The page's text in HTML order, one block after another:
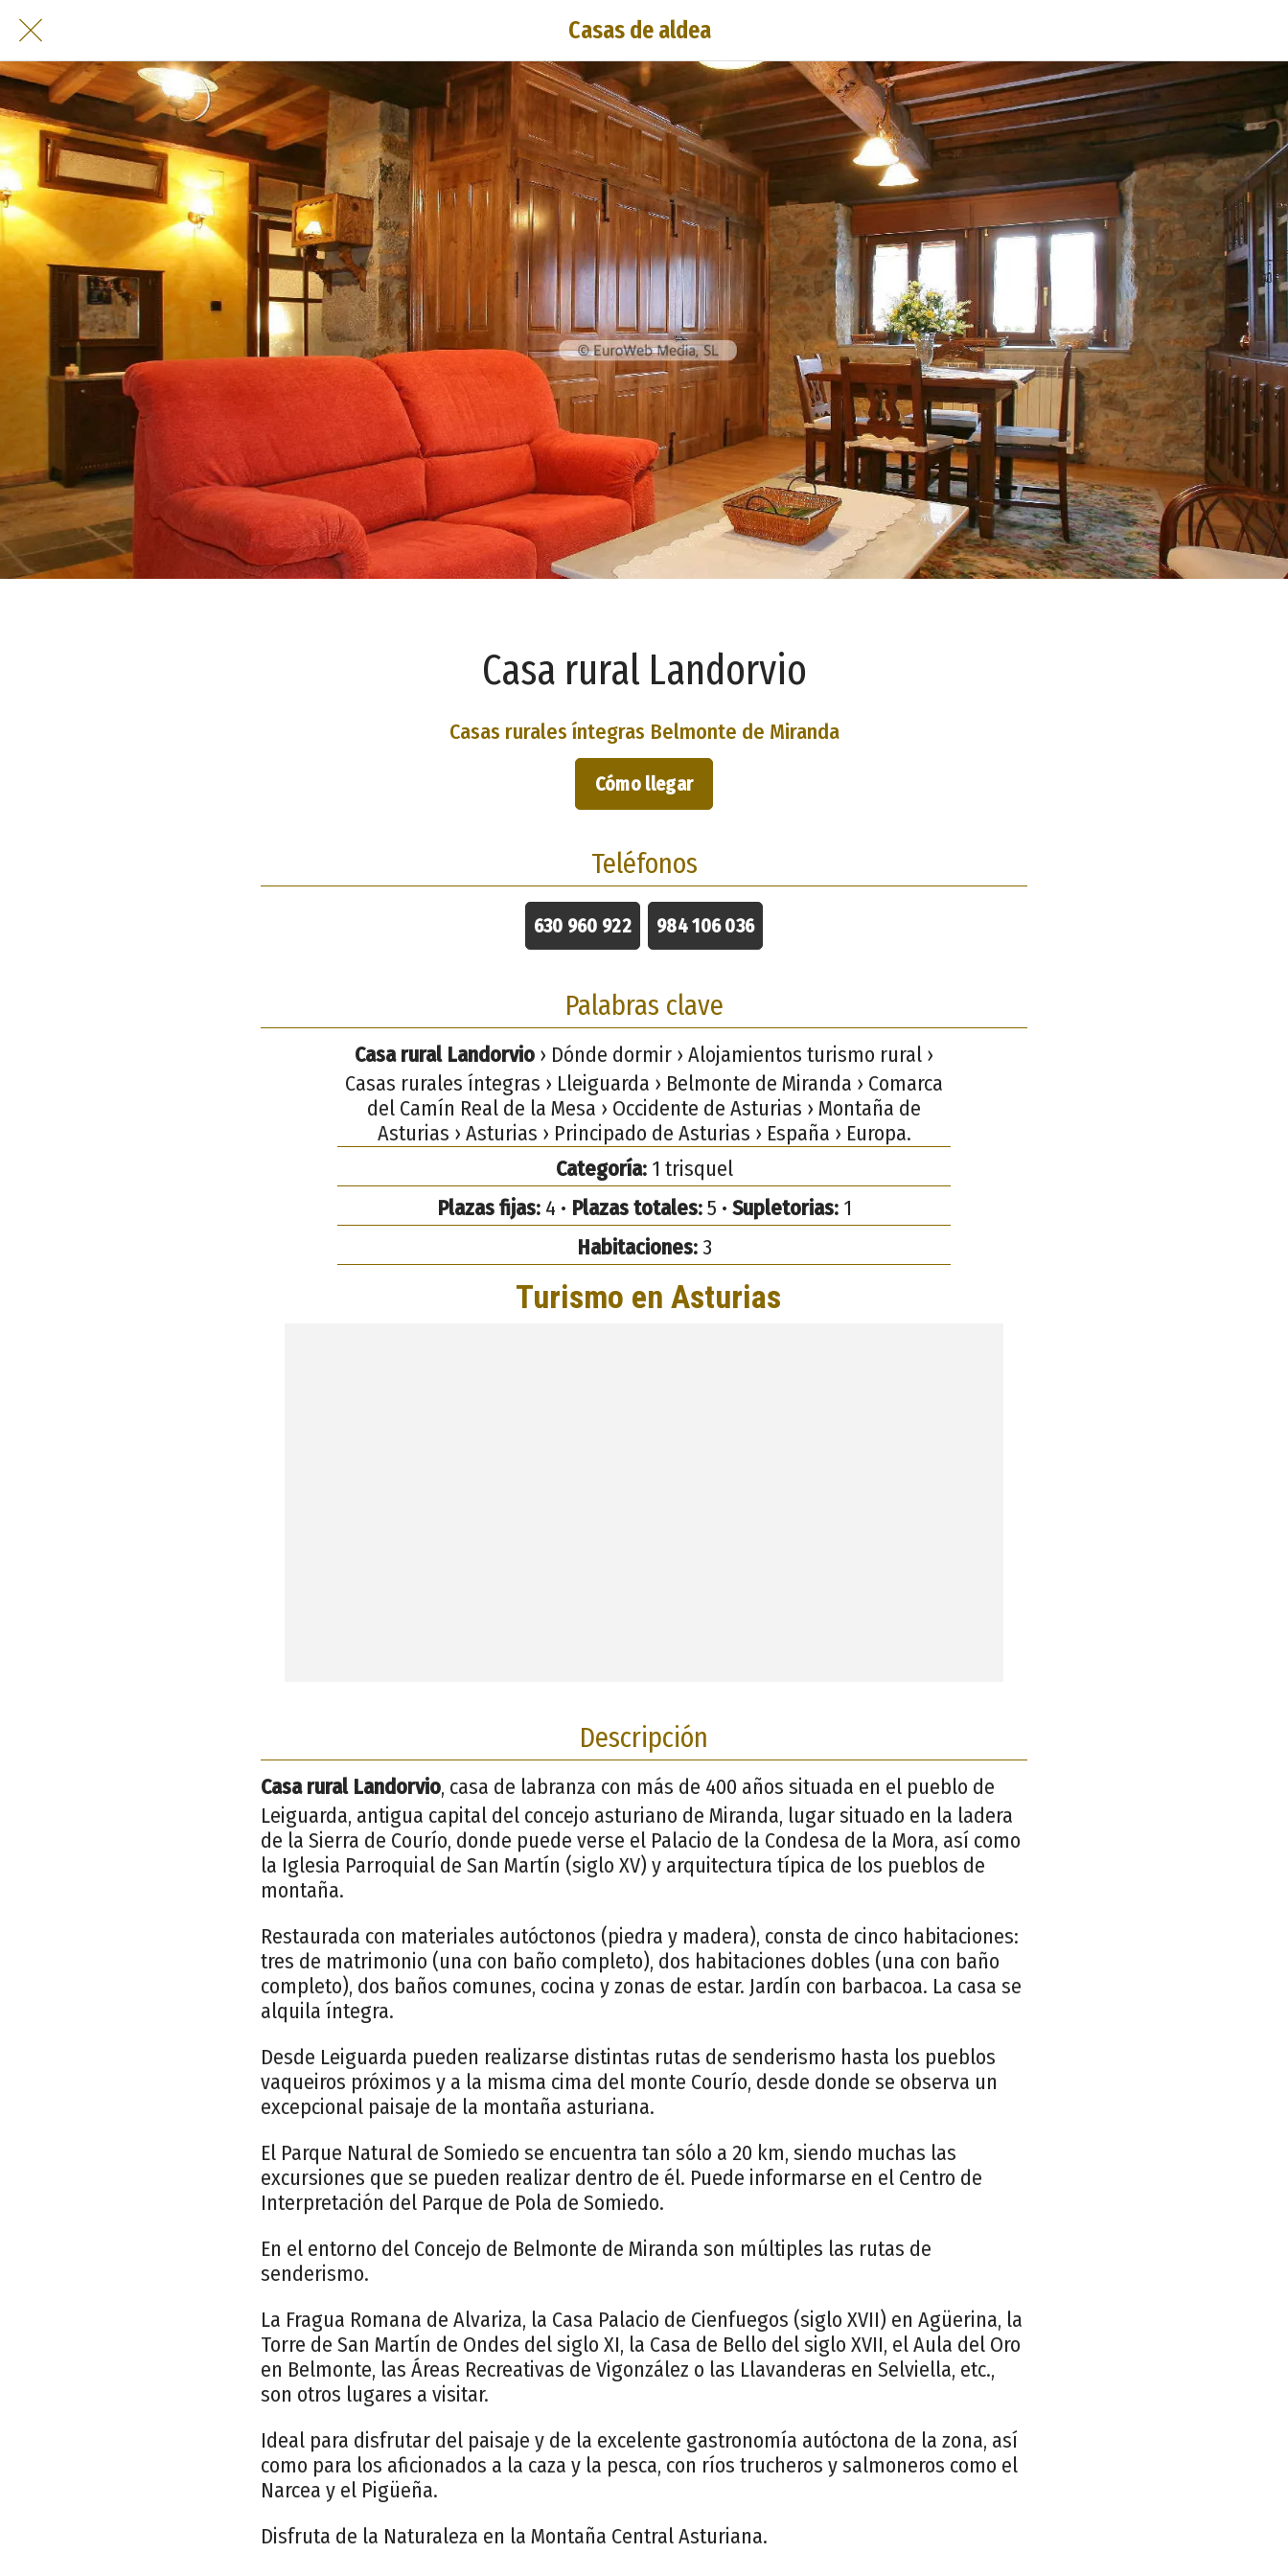
Casas de aldea
Casa rural Landorvio
Casas rurales íntegras Belmonte de Miranda
Cómo llegar
Teléfonos
630 960 922 984 106 036
Palabras clave
Casa rural Landorvio › Dónde dormir › Alojamientos turismo rural ›
Casas rurales íntegras › Lleiguarda › Belmonte de Miranda › Comarca
del Camín Real de la Mesa › Occidente de Asturias › Montaña de
Asturias › Asturias › Principado de Asturias › España › Europa.
Categoría:1 trisquel
Plazas fijas:4 • Plazas totales:5 • Supletorias:1
Habitaciones:3
Descripción
Casa rural Landorvio, casa de labranza con más de 400 años situada en el pueblo de
Leiguarda, antigua capital del concejo asturiano de Miranda, lugar situado en la ladera
de la Sierra de Courío, donde puede verse el Palacio de la Condesa de la Mora, así como
la Iglesia Parroquial de San Martín (siglo XV) y arquitectura típica de los pueblos de
montaña.
Restaurada con materiales autóctonos (piedra y madera), consta de cinco habitaciones:
tres de matrimonio (una con baño completo), dos habitaciones dobles (una con baño
completo), dos baños comunes, cocina y zonas de estar. Jardín con barbacoa. La casa se
alquila íntegra.
Desde Leiguarda pueden realizarse distintas rutas de senderismo hasta los pueblos
vaqueiros próximos y a la misma cima del monte Courío, desde donde se observa un
excepcional paisaje de la montaña asturiana.
El Parque Natural de Somiedo se encuentra tan sólo a 20 km, siendo muchas las
excursiones que se pueden realizar dentro de él. Puede informarse en el Centro de
Interpretación del Parque de Pola de Somiedo.
En el entorno del Concejo de Belmonte de Miranda son múltiples las rutas de
senderismo.
La Fragua Romana de Alvariza, la Casa Palacio de Cienfuegos (siglo XVII) en Agüerina, la
Torre de San Martín de Ondes del siglo XI, la Casa de Bello del siglo XVII, el Aula del Oro
en Belmonte, las Áreas Recreativas de Vigonzález o las Llavanderas en Selviella, etc.,
son otros lugares a visitar.
Ideal para disfrutar del paisaje y de la excelente gastronomía autóctona de la zona, así
como para los aficionados a la caza y la pesca, con ríos trucheros y salmoneros como el
Narcea y el Pigüeña.
Disfruta de la Naturaleza en la Montaña Central Asturiana.